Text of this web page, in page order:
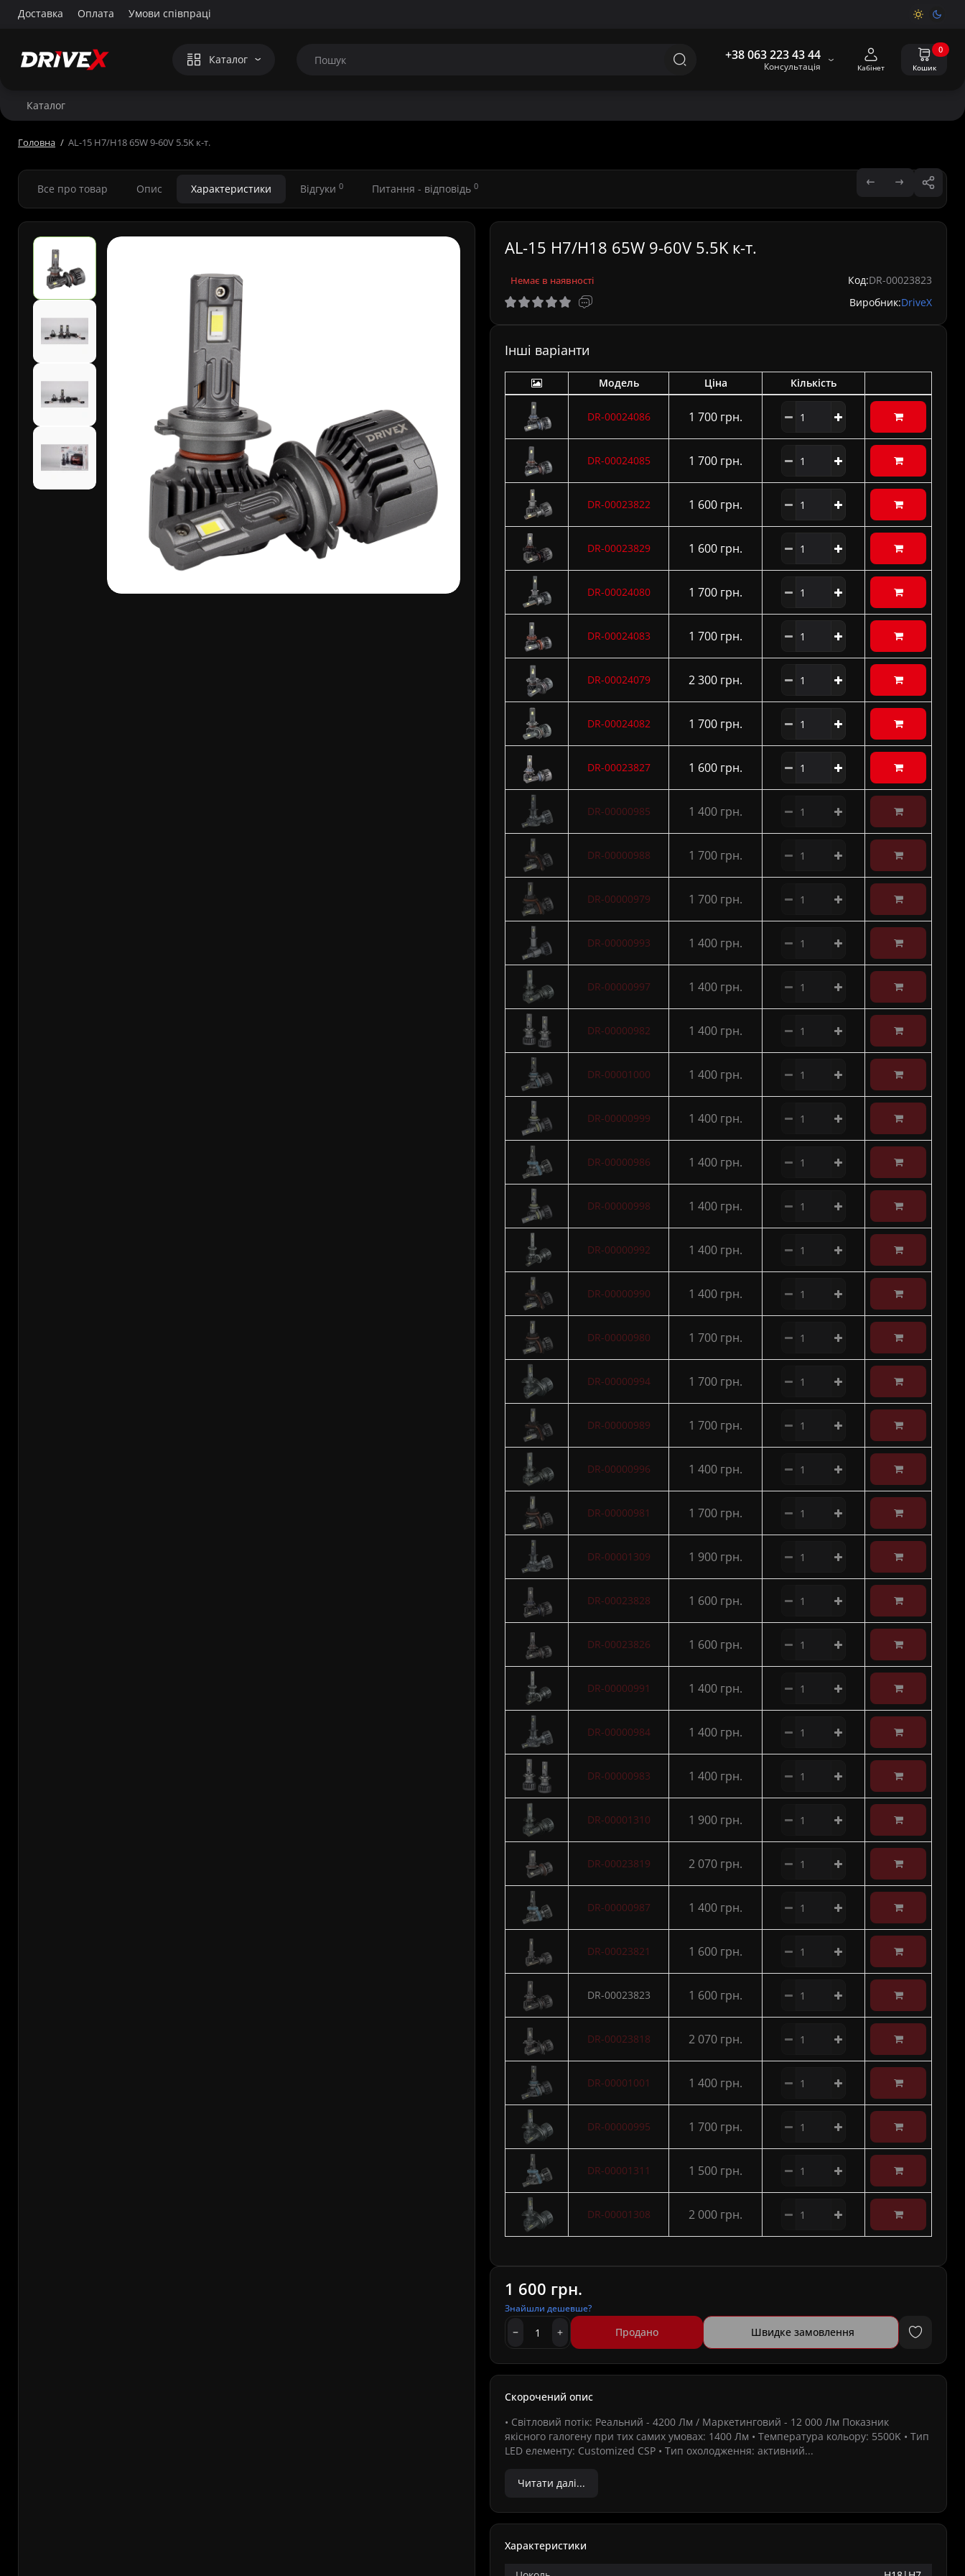
Доставка Оплата Умови співпраці
Каталог +38 063 223 43 44
Консультація Кабінет
0
Кошик
Каталог
Головна AL-15 H7/H18 65W 9-60V 5.5K к-т.
Все про товар Опис Характеристики Відгуки 0 Питання - відповідь 0
AL-15 H7/H18 65W 9-60V 5.5K к-т.
Немає в наявності Код:DR-00023823
Виробник:DriveX
Інші варіанти
Модель Ціна Кількість
DR-00024086 1 700 грн.
DR-00024085 1 700 грн.
DR-00023822 1 600 грн.
DR-00023829 1 600 грн.
DR-00024080 1 700 грн.
DR-00024083 1 700 грн.
DR-00024079 2 300 грн.
DR-00024082 1 700 грн.
DR-00023827 1 600 грн.
DR-00000985 1 400 грн.
DR-00000988 1 700 грн.
DR-00000979 1 700 грн.
DR-00000993 1 400 грн.
DR-00000997 1 400 грн.
DR-00000982 1 400 грн.
DR-00001000 1 400 грн.
DR-00000999 1 400 грн.
DR-00000986 1 400 грн.
DR-00000998 1 400 грн.
DR-00000992 1 400 грн.
DR-00000990 1 400 грн.
DR-00000980 1 700 грн.
DR-00000994 1 700 грн.
DR-00000989 1 700 грн.
DR-00000996 1 400 грн.
DR-00000981 1 700 грн.
DR-00001309 1 900 грн.
DR-00023828 1 600 грн.
DR-00023826 1 600 грн.
DR-00000991 1 400 грн.
DR-00000984 1 400 грн.
DR-00000983 1 400 грн.
DR-00001310 1 900 грн.
DR-00023819 2 070 грн.
DR-00000987 1 400 грн.
DR-00023821 1 600 грн.
DR-00023823 1 600 грн.
DR-00023818 2 070 грн.
DR-00001001 1 400 грн.
DR-00000995 1 700 грн.
DR-00001311 1 500 грн.
DR-00001308 2 000 грн.
1 600 грн.
Знайшли дешевше?
Продано Швидке замовлення
Скорочений опис
• Світловий потік: Реальний - 4200 Лм / Маркетинговий - 12 000 Лм Показник
якісного галогену при тих самих умовах: 1400 Лм • Температура кольору: 5500K • Тип
LED елементу: Customized CSP • Тип охолодження: активний...
Читати далі...
Характеристики